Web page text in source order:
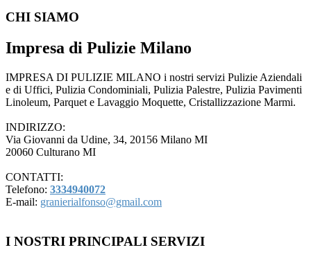
CHI SIAMO
Impresa di Pulizie Milano
IMPRESA DI PULIZIE MILANO i nostri servizi Pulizie Aziendali
e di Uffici, Pulizia Condominiali, Pulizia Palestre, Pulizia Pavimenti
Linoleum, Parquet e Lavaggio Moquette, Cristallizzazione Marmi.
INDIRIZZO:
Via Giovanni da Udine, 34, 20156 Milano MI
20060 Culturano MI
CONTATTI:
Telefono: 3334940072
E-mail: granierialfonso@gmail.com
I NOSTRI PRINCIPALI SERVIZI